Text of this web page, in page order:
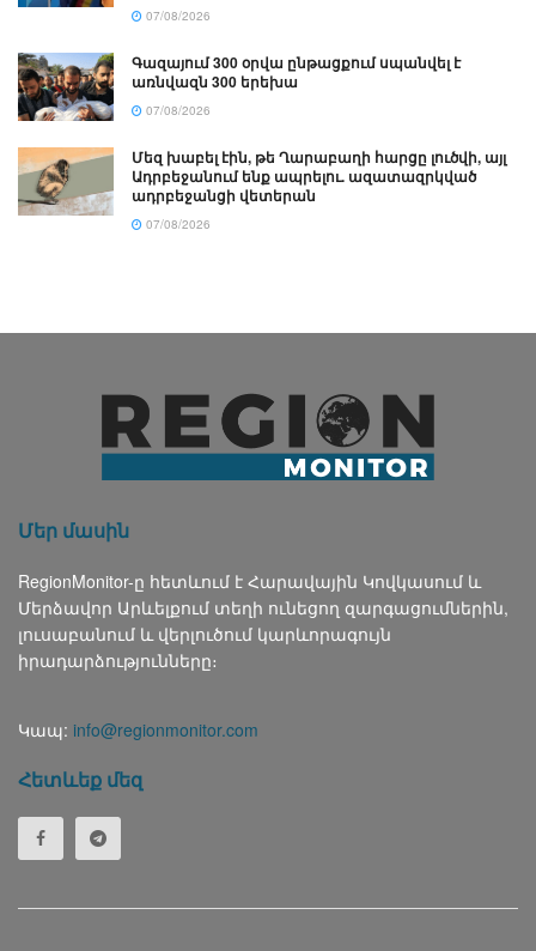
07/08/2026
Գազայում 300 օրվա ընթացքում սպանվել է
առնվազն 300 երեխա
07/08/2026
Մեզ խաբել էին, թե Ղարաբաղի հարցը լուծվի, այլ
Ադրբեջանում ենք ապրելու. ազատազրկված
ադրբեջանցի վետերան
07/08/2026
Մեր մասին
RegionMonitor-ը հետևում է Հարավային Կովկասում և
Մերձավոր Արևելքում տեղի ունեցող զարգացումներին,
լուսաբանում և վերլուծում կարևորագույն
իրադարձությունները։
Կապ: info@regionmonitor.com
Հետևեք մեզ